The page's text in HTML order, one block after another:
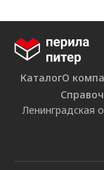
КаталогО
Ленинградская